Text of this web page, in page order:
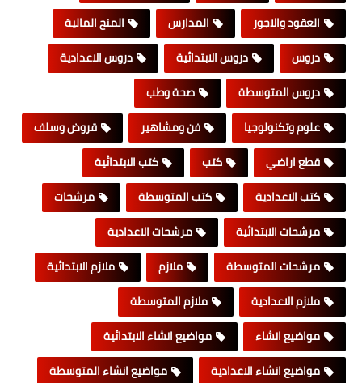
العقود والاجور
المدارس
المنح المالية
دروس
دروس الابتدائية
دروس الاعدادية
دروس المتوسطة
صحة وطب
علوم وتكنولوجيا
فن ومشاهير
قروض وسلف
قطع اراضي
كتب
كتب الابتدائية
كتب الاعدادية
كتب المتوسطة
مرشحات
مرشحات الابتدائية
مرشحات الاعدادية
مرشحات المتوسطة
ملازم
ملازم الابتدائية
ملازم الاعدادية
ملازم المتوسطة
مواضيع انشاء
مواضيع انشاء الابتدائية
مواضيع انشاء الاعدادية
مواضيع انشاء المتوسطة